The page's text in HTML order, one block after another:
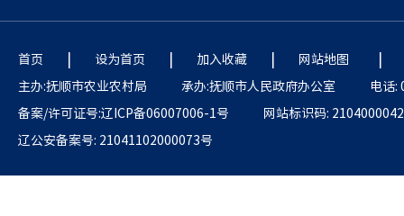
首页 | 设为首页 | 加入收藏 | 网站地图 |
主办:抚顺市农业农村局 承办:抚顺市人民政府办公室
电话:
备案/许可证号:辽ICP备06007006-1号
网站标识码: 2104000042
辽公安备案号: 21041102000073号